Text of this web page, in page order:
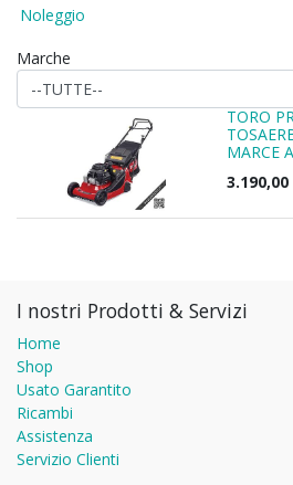
Noleggio
Marche
TORO
MARCE
3.190,00
I nostri Prodotti & Servizi
Home
Shop
Usato Garantito
Ricambi
Assistenza
Servizio Clienti